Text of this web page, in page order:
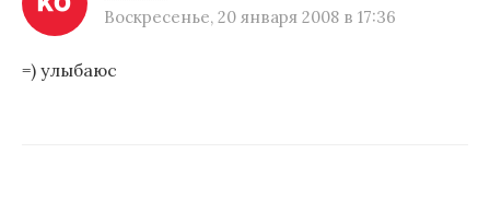
Воскресенье, 20 января 2008 в 17:36
=) улыбаюс